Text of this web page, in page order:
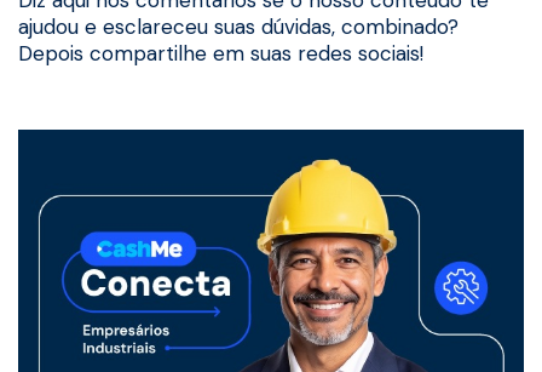
ajudou e esclareceu suas dúvidas, combinado?
Depois compartilhe em suas redes sociais!